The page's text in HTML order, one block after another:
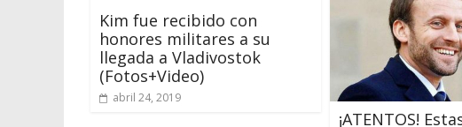
Kim fue recibido con
honores militares a su
llegada a Vladivostok
(Fotos+Video)
abril 24, 2019
¡ATENTOS!